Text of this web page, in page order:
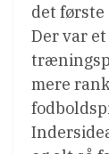
det første
Der var
mere